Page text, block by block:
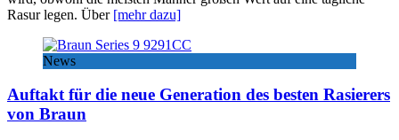
Rasur legen. Über [mehr dazu]
News
Auftakt für die neue Generation des besten Rasierers
von Braun